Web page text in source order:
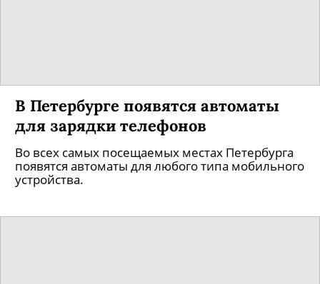
В Петербурге появятся автоматы
для зарядки телефонов
Во всех самых посещаемых местах Петербурга
появятся автоматы для любого типа мобильного
устройства.